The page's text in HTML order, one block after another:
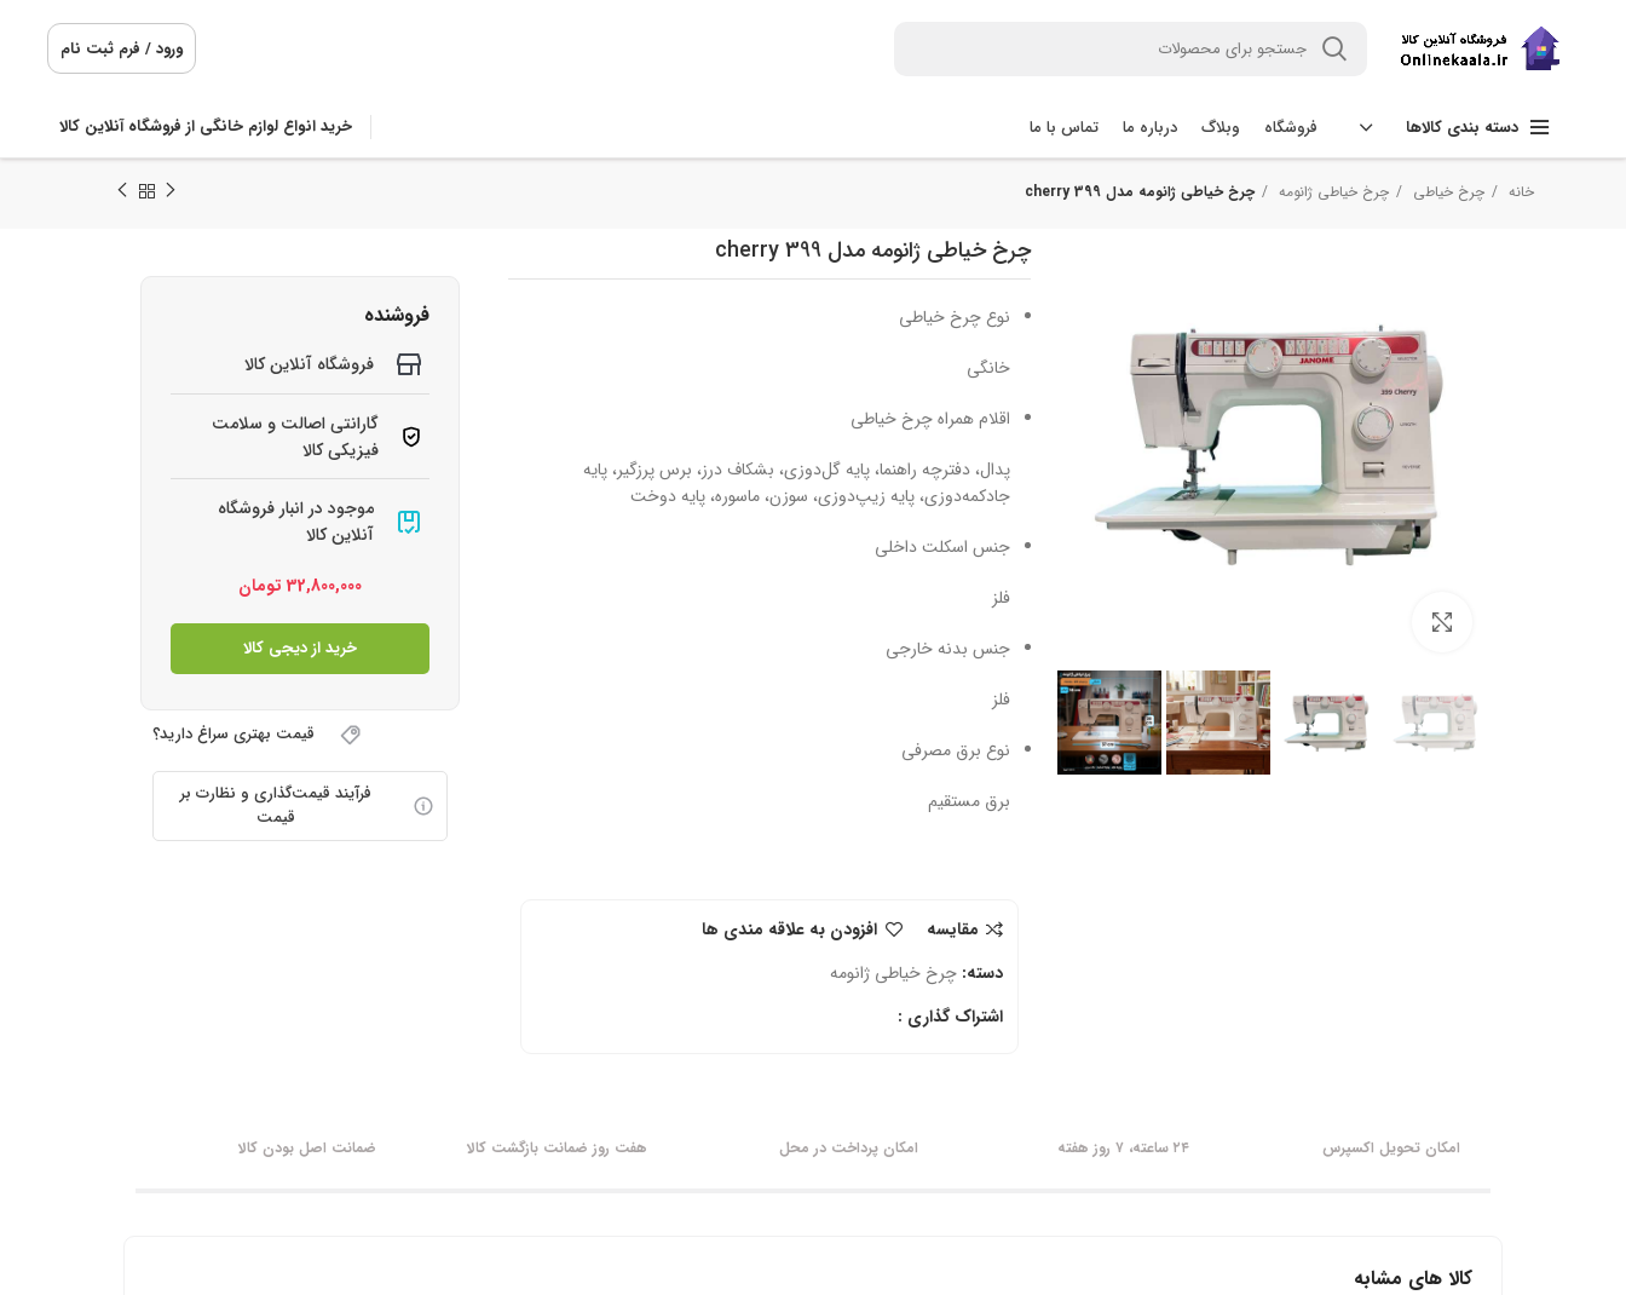
ورود / فرم ثبت نام
دسته بندی کالاها فروشگاه وبلاگ درباره ما تماس با ما خرید انواع لوازم خانگی از فروشگاه آنلاین کالا
خانه چرخ خیاطی چرخ خیاطی ژانومه چرخ خیاطی ژانومه مدل 399 cherry
چرخ خیاطی ژانومه مدل 399 cherry
نوع چرخ خیاطی
خانگی
اقلام همراه چرخ خیاطی
پدال، دفترچه راهنما، پایه گل‌دوزی، بشکاف درز، برس پرزگیر، پایه
جادکمه‌دوزی، پایه زیپ‌دوزی، سوزن، ماسوره، پایه دوخت
جنس اسکلت داخلی
فلز
جنس بدنه خارجی
فلز
نوع برق مصرفی
برق مستقیم
مقایسه
افزودن به علاقه مندی ها
دسته: چرخ خیاطی ژانومه
اشتراک گذاری :
فروشنده
فروشگاه آنلاین کالا
گارانتی اصالت و سلامت
فیزیکی کالا
موجود در انبار فروشگاه
آنلاین کالا
32,800,000 تومان
خرید از دیجی کالا
قیمت بهتری سراغ دارید؟
فرآیند قیمت‌گذاری و نظارت بر
قیمت
امکان تحویل اکسپرس ۲۴ ساعته، ۷ روز هفته امکان پرداخت در محل هفت روز ضمانت بازگشت کالا ضمانت اصل بودن کالا
کالا های مشابه